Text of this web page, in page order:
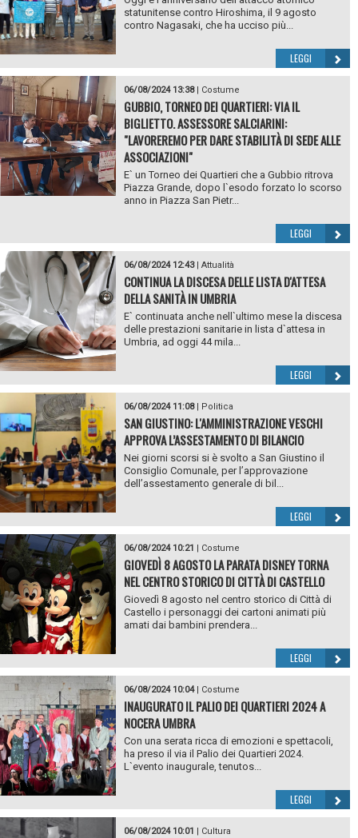
statunitense contro Hiroshima, il 9 agosto
contro Nagasaki, che ha ucciso più...
LEGGI
06/08/2024 13:38| Costume
GUBBIO, TORNEO DEI QUARTIERI: VIA IL
BIGLIETTO. ASSESSORE SALCIARINI:
"LAVOREREMO PER DARE STABILITÀ DI SEDE ALLE
ASSOCIAZIONI"
E` un Torneo dei Quartieri che a Gubbio ritrova
Piazza Grande, dopo l`esodo forzato lo scorso
anno in Piazza San Pietr...
LEGGI
06/08/2024 12:43| Attualità
CONTINUA LA DISCESA DELLE LISTA D'ATTESA
DELLA SANITÀ IN UMBRIA
E` continuata anche nell`ultimo mese la discesa
delle prestazioni sanitarie in lista d`attesa in
Umbria, ad oggi 44 mila...
LEGGI
06/08/2024 11:08| Politica
SAN GIUSTINO: L'AMMINISTRAZIONE VESCHI
APPROVA L’ASSESTAMENTO DI BILANCIO
Nei giorni scorsi si è svolto a San Giustino il
Consiglio Comunale, per l’approvazione
dell’assestamento generale di bil...
LEGGI
06/08/2024 10:21 Costume
GIOVEDÌ 8 AGOSTO LA PARATA DISNEY TORNA
NEL CENTRO STORICO DI CITTÀ DI CASTELLO
Giovedì 8 agosto nel centro storico di Città di
Castello i personaggi dei cartoni animati più
amati dai bambini prendera...
LEGGI
06/08/2024 10:04| Costume
INAUGURATO IL PALIO DEI QUARTIERI 2024 A
NOCERA UMBRA
Con una serata ricca di emozioni e spettacoli,
ha preso il via il Palio dei Quartieri 2024.
L`evento inaugurale, tenutos...
LEGGI
06/08/2024 10:01 Cultura